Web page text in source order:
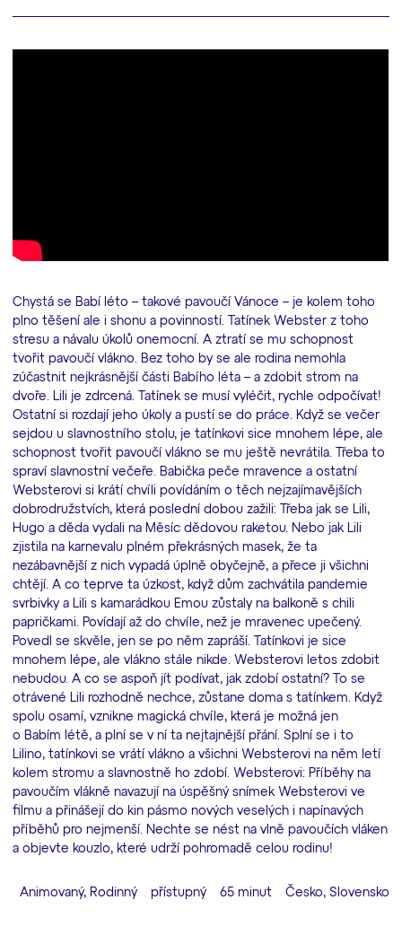
Chystá se Babí léto – takové pavoučí Vánoce – je kolem toho
plno těšení ale i shonu a povinností. Tatínek Webster z toho
stresu a návalu úkolů onemocní. A ztratí se mu schopnost
tvořit pavoučí vlákno. Bez toho by se ale rodina nemohla
zúčastnit nejkrásnější části Babího léta – a zdobit strom na
dvoře. Lili je zdrcená. Tatínek se musí vyléčit, rychle odpočívat!
Ostatní si rozdají jeho úkoly a pustí se do práce. Když se večer
sejdou u slavnostního stolu, je tatínkovi sice mnohem lépe, ale
schopnost tvořit pavoučí vlákno se mu ještě nevrátila. Třeba to
spraví slavnostní večeře. Babička peče mravence a ostatní
Websterovi si krátí chvíli povídáním o těch nejzajímavějších
dobrodružstvích, která poslední dobou zažili: Třeba jak se Lili,
Hugo a děda vydali na Měsíc dědovou raketou. Nebo jak Lili
zjistila na karnevalu plném překrásných masek, že ta
nezábavnější z nich vypadá úplně obyčejně, a přece ji všichni
chtějí. A co teprve ta úzkost, když dům zachvátila pandemie
svrbivky a Lili s kamarádkou Emou zůstaly na balkoně s chili
papričkami. Povídají až do chvíle, než je mravenec upečený.
Povedl se skvěle, jen se po něm zapráší. Tatínkovi je sice
mnohem lépe, ale vlákno stále nikde. Websterovi letos zdobit
nebudou. A co se aspoň jít podívat, jak zdobí ostatní? To se
otrávené Lili rozhodně nechce, zůstane doma s tatínkem. Když
spolu osamí, vznikne magická chvíle, která je možná jen
o Babím létě, a plní se v ní ta nejtajnější přání. Splní se i to
Lilino, tatínkovi se vrátí vlákno a všichni Websterovi na něm letí
kolem stromu a slavnostně ho zdobí. Websterovi: Příběhy na
pavoučím vlákně navazují na úspěšný snímek Websterovi ve
filmu a přinášejí do kin pásmo nových veselých i napínavých
příběhů pro nejmenší. Nechte se nést na vlně pavoučích vláken
a objevte kouzlo, které udrží pohromadě celou rodinu!
Animovaný, Rodinný přístupný 65 minut Česko, Slovensko,